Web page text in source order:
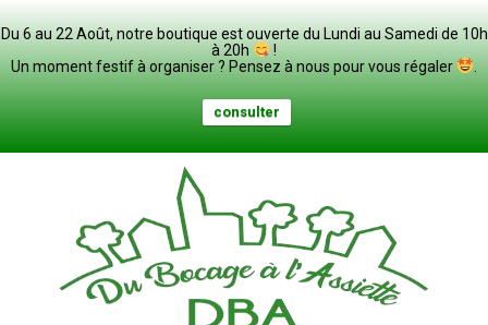
Du 6 au 22 Août, notre boutique est ouverte du Lundi au Samedi de 10h
à 20h
!
Un moment festif à organiser ? Pensez à nous pour vous régaler
consulter